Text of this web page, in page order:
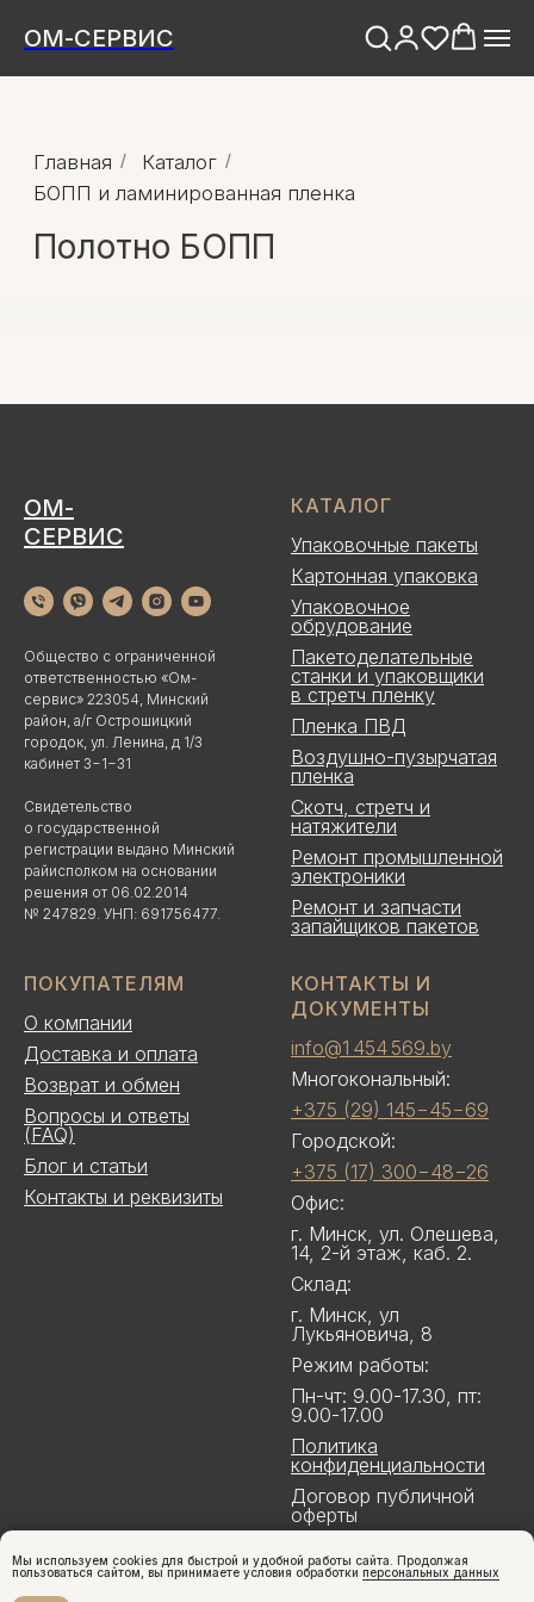
ОМ-СЕРВИС
Мы используем cookies для быстрой и удобной работы сайта. Продолжая
пользоваться сайтом, вы принимаете условия обработки персональных данных
Полотно БОПП
ОМ-
СЕРВИС
Общество с ограниченной
ответственностью «Ом-
сервис» 223054, Минский
район, а/г Острошицкий
городок, ул. Ленина, д 1/3
кабинет 3−1−31
Свидетельство
о государственной
регистрации выдано Минский
райисполком на основании
решения от 06.02.2014
№ 247829. УНП: 691756477.
КАТАЛОГ
Упаковочные пакеты
Картонная упаковка
Упаковочное
обрудование
Пакетоделательные
станки и упаковщики
в стретч пленку
Пленка ПВД
Воздушно-пузырчатая
пленка
Скотч, стретч и
натяжители
Ремонт промышленной
электроники
Ремонт и запчасти
запайщиков пакетов
ПОКУПАТЕЛЯМ
О компании
Доставка и оплата
Возврат и обмен
Вопросы и ответы
(FAQ)
Блог и статьи
Контакты и реквизиты
КОНТАКТЫ И
ДОКУМЕНТЫ
info@1 454 569.by
Многокональный:
+375 (29) 145−45−69
Городской:
+375 (17) 300−48−26
Офис:
г. Минск, ул. Олешева,
14, 2-й этаж, каб. 2.
Склад:
г. Минск, ул
Лукьяновича, 8
Режим работы:
Пн-чт: 9.00-17.30, пт:
9.00-17.00
Политика
конфиденциальности
Договор публичной
оферты